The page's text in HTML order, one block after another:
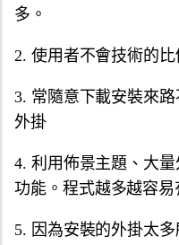
多。
2. 使用者不會技術的
3. 常隨意下載安裝來
外掛
4. 利用佈景主題、大
功能。程式越多越容
5. 因為安裝的外掛太